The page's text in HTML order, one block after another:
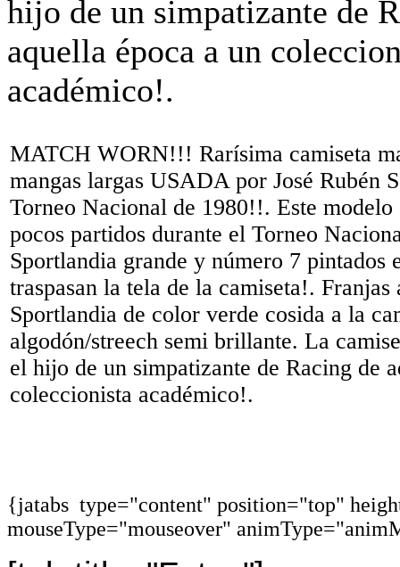
MATCH WORN!!! Rarísima camiseta
mangas largas USADA por José Rubén
Torneo Nacional de 1980!!. Este modelo
pocos partidos durante el Torneo
Sportlandia grande y número 7 pintados
traspasan la tela de la camiseta!.
Sportlandia de color verde cosida a la
algodón/streech semi brillante. La
el hijo de un simpatizante de Racing de
coleccionista académico!.
{jatabs type="content" position="top"
mouseType="mouseover"